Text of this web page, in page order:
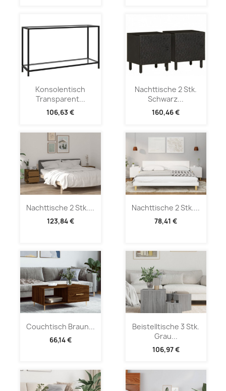
Konsolentisch
Transparent...
106,63 €
Nachttische 2 Stk.
Schwarz...
160,46 €
Nachttische 2 Stk....
123,84 €
Nachttische 2 Stk....
78,41 €
Couchtisch Braun...
66,14 €
Beistelltische 3 Stk.
Grau...
106,97 €